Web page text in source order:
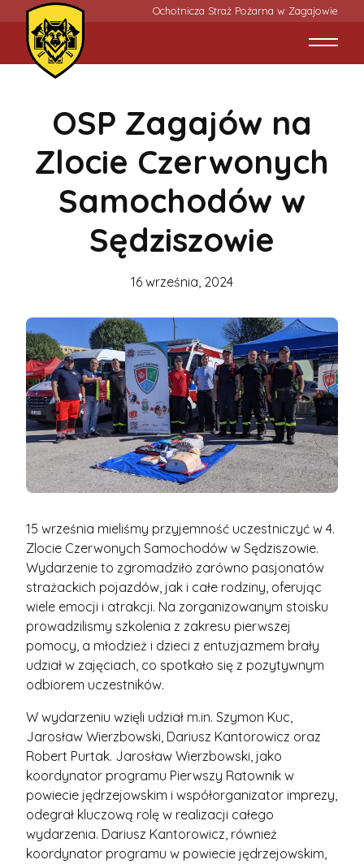
Ochotnicza Straż Pożarna w Zagajowie
OSP Zagajów na
Zlocie Czerwonych
Samochodów w
Sędziszowie
16 września, 2024
15 września mieliśmy przyjemność uczestniczyć w 4.
Zlocie Czerwonych Samochodów w Sędziszowie.
Wydarzenie to zgromadziło zarówno pasjonatów
strażackich pojazdów, jak i całe rodziny, oferując
wiele emocji i atrakcji. Na zorganizowanym stoisku
prowadzilismy szkolenia z zakresu pierwszej
pomocy, a młodzież i dzieci z entuzjazmem brały
udział w zajęciach, co spotkało się z pozytywnym
odbiorem uczestników.
W wydarzeniu wzięli udział m.in. Szymon Kuc,
Jarosław Wierzbowski, Dariusz Kantorowicz oraz
Robert Purtak. Jarosław Wierzbowski, jako
koordynator programu Pierwszy Ratownik w
powiecie jędrzejowskim i współorganizator imprezy,
odegrał kluczową rolę w realizacji całego
wydarzenia. Dariusz Kantorowicz, również
koordynator programu w powiecie jędrzejowskim,